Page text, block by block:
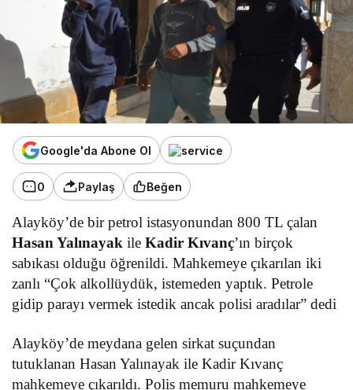
Google'da Abone Ol
0 Paylaş Beğen
Alayköy’de bir petrol istasyonundan 800 TL çalan
Hasan Yalınayak ileKadir Kıvanç’ın birçok
sabıkası olduğu öğrenildi. Mahkemeye çıkarılan iki
zanlı “Çok alkollüydük, istemeden yaptık. Petrole
gidip parayı vermek istedik ancak polisi aradılar” dedi
Alayköy’de meydana gelen sirkat suçundan
tutuklanan Hasan Yalınayak ile Kadir Kıvanç
mahkemeye çıkarıldı. Polis memuru mahkemeye